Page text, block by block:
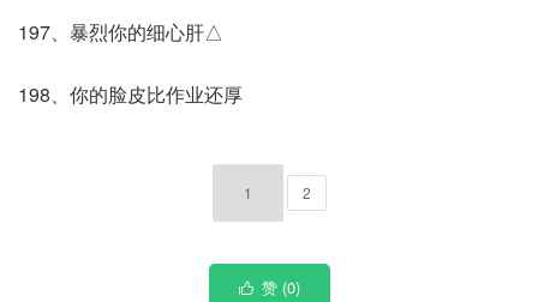
197、暴烈你的细心肝△
198、你的脸皮比作业还厚
1 2
 赞 (0)